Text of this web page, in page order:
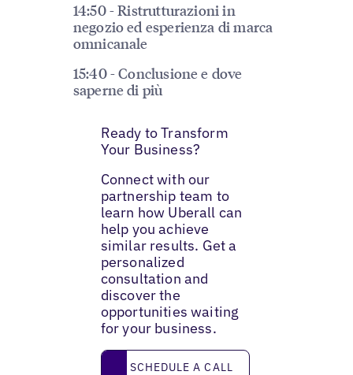
14:50 - Ristrutturazioni in
negozio ed esperienza di marca
omnicanale
15:40 - Conclusione e dove
saperne di più
Ready to Transform
Your Business?
Connect with our
partnership team to
learn how Uberall can
help you achieve
similar results. Get a
personalized
consultation and
discover the
opportunities waiting
for your business.
Schedule a call
SCHEDULE A CALL